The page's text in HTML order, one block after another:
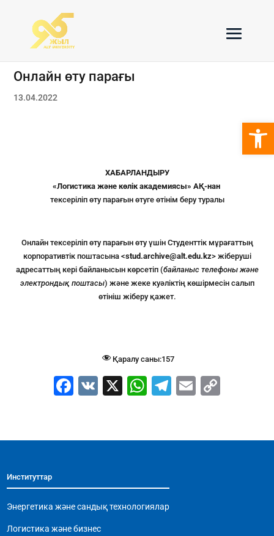
Онлайн өту парағы
13.04.2022
ХАБАРЛАНДЫРУ
«Логистика және көлік академиясы» АҚ-нан
тексеріліп өту парағын өтуге өтінім беру туралы
Онлайн тексеріліп өту парағын өту үшін Студенттік мұрағаттың
корпоративтік поштасына <stud.archive@alt.edu.kz> жіберуші
адресаттың кері байланысын көрсетіп (байланыс телефоны және
электрондық поштасы) және жеке куәліктің көшірмесін салып
өтініш жіберу қажет.
Қаралу саны:157
F
e
o
o
k
V
X
W
s
p
p
T
gr
E
l
y
Институттар
Энергетика және сандық технологиялар
Логистика және бизнес